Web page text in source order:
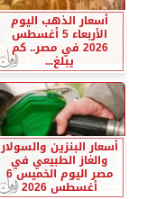
أسعار الذهب اليوم
الأربعاء 5 أغسطس
2026 في مصر.. كم
يبلغ...
أسعار البنزين والسولار
والغاز الطبيعي في
مصر اليوم الخميس 6
أغسطس 2026